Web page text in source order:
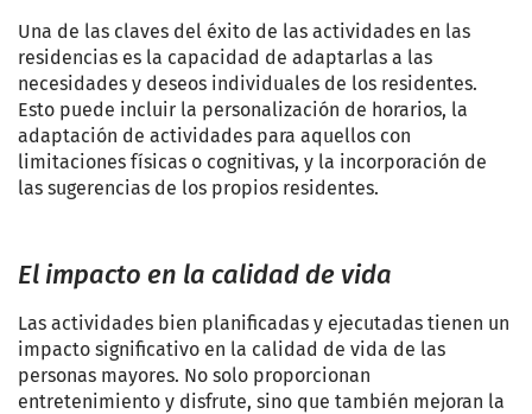
Una de las claves del éxito de las actividades en las
residencias es la capacidad de adaptarlas a las
necesidades y deseos individuales de los residentes.
Esto puede incluir la personalización de horarios, la
adaptación de actividades para aquellos con
limitaciones físicas o cognitivas, y la incorporación de
las sugerencias de los propios residentes.
El impacto en la calidad de vida
Las actividades bien planificadas y ejecutadas tienen un
impacto significativo en la calidad de vida de las
personas mayores. No solo proporcionan
entretenimiento y disfrute, sino que también mejoran la